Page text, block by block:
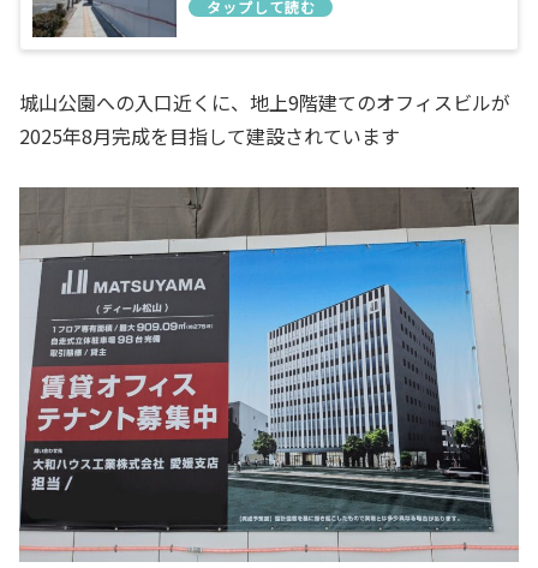
城山公園への入口近くに、地上9階建てのオフィスビルが
2025年8月完成を目指して建設されています